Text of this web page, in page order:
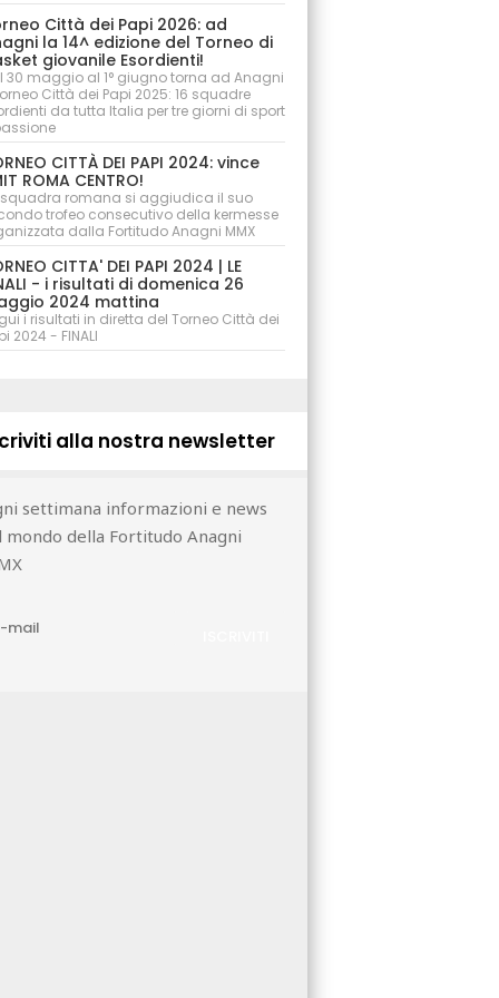
Città dei Papi 2026: ad
la 14^ edizione del Torneo di
giovanile Esordienti!
30 maggio al 1° giugno torna ad Anagni
Città dei Papi 2025: 16 squadre
da tutta Italia per tre giorni di sport
CITTÀ DEI PAPI 2024: vince
ROMA CENTRO!
romana si aggiudica il suo
trofeo consecutivo della kermesse
dalla Fortitudo Anagni MMX
CITTA' DEI PAPI 2024 | LE
- i risultati di domenica 26
2024 mattina
i risultati in diretta del Torneo Città dei
2024 - FINALI
alla nostra newsletter
settimana informazioni e news
mondo della Fortitudo Anagni